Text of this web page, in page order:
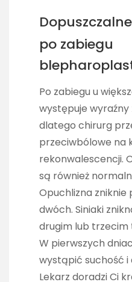
po zabiegu
Po zabiegu u
występuje wyraźny
dlatego chirurg
przeciwbólowe na
rekonwalescencji.
są również
Opuchlizna zniknie
dwóch. Siniaki
drugim lub trzecim
W pierwszych
wystąpić suchość
Lekarz doradzi Ci